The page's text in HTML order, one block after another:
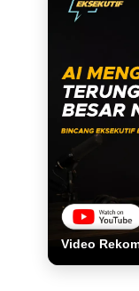
Video